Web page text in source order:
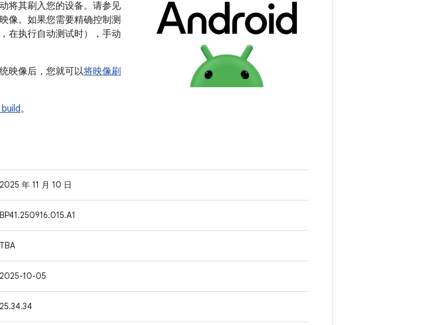
将其刷入您的设备。请参见
像。如果您需要精确控制测
在执行自动测试时），手动
映像后，您就可以将映像刷
。
2025 年 11 月 10 日
BP41.250916.015.A1
TBA
2025-10-05
25.34.34